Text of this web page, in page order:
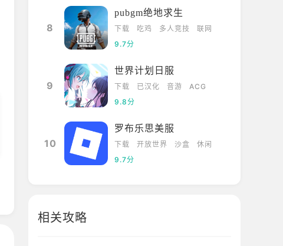
8
pubgm绝地求生
下载 吃鸡 多人竞技
联网
9.7分
9
世界计划日服
下载 已汉化 音游
ACG
9.8分
10
罗布乐思美服
下载 开放世界 沙盒
休闲
9.7分
相关攻略